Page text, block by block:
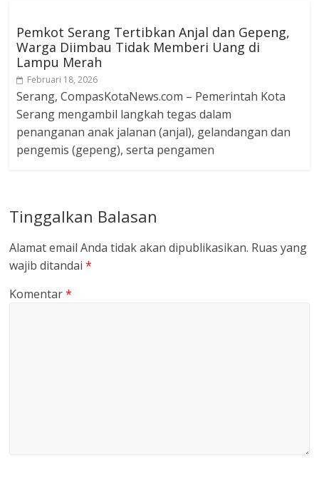
Pemkot Serang Tertibkan Anjal dan Gepeng,
Warga Diimbau Tidak Memberi Uang di
Lampu Merah
Februari 18, 2026
Serang, CompasKotaNews.com – Pemerintah Kota
Serang mengambil langkah tegas dalam
penanganan anak jalanan (anjal), gelandangan dan
pengemis (gepeng), serta pengamen
Tinggalkan Balasan
Alamat email Anda tidak akan dipublikasikan. Ruas yang
wajib ditandai*
Komentar*